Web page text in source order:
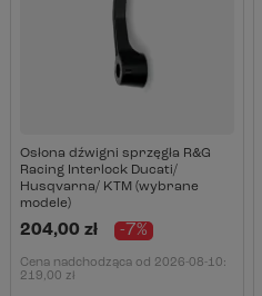
Osłona dźwigni sprzęgła R&G
Racing Interlock Ducati/
Husqvarna/ KTM (wybrane
modele)
204,00 zł -7%
Cena nadchodząca od 2026-08-10:
219,00 zł